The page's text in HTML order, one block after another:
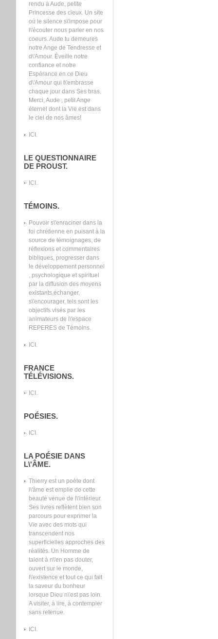
rendu à Aude, petite
Princesse des cieux. Un site
où le silence s\'impose pour
l\'écouter nous parler en nos
coeurs. Aude tu demeures
notre Ange de Tendresse et
d\'Amour. Éveille notre
confiance et notre
Espérance en ce Dieu
d\'Amour qui t\'embrasse
chaque jour dans Ses bras.
Merci, Aude , petit Ange
éternel dont la Vie est dans
le ciel de nos âmes!
ICI.
LE QUESTIONNAIRE
DE PROUST.
ICI.
TÉMOINS.
Pouvoir s\'enraciner dans la
foi chrétienne en puisant à la
source de témoignages, de
réflexions et commentaires
bibliques, progresser dans
le développement personnel
, psychologique et spirituel
par la diffusion des moyens
existants,échanger,
s\'encourager, tels sont les
objectifs visés par les
animateurs de l\'espace
REPERES de Témoins.
ICI.
FRANCE
TÉLÉVISIONS.
ICI.
POÉSIES.
ICI.
LA POÉSIE DANS
L\'ÂME.
Thierry est un poète dont
l\'âme est emplie de cette
beauté venue de l\'intérieur.
Ses livres reflètent bien son
parcours pour exprimer la
Vie avec des mots qui
transcendent nos
superficielles approches des
réalités. Un Homme de
talent à n\'en pas douter,
ouvert sur le monde,
l\'existence et tout ce qui fait
la saveur du bonheur
lorsque Dieu n\'est pas loin.
A visiter, à lire, à contempler
sans retenue.
ICI.